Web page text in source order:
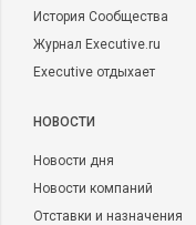
История Сообщества
Журнал Executive.ru
Executive отдыхает
НОВОСТИ
Новости дня
Новости компаний
Отставки и назначения